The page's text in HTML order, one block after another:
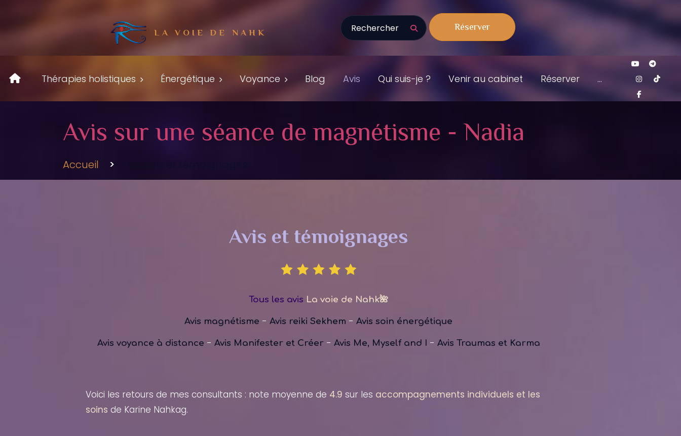
LA VOIE DE NAHK
Votre recherche :
RechercherRéserver
Thérapies holistiques Énergétique Voyance Blog Avis Qui suis-je ? Venir au cabinet Réserver ...
Avis sur une séance de magnétisme - Nadia
Accueil
Avis et témoignages
Tous les avis La voie de Nahk🌺
Avis magnétisme -Avis reiki Sekhem -Avis soin énergétique
Avis voyance à distance - Avis Manifester et Créer- Avis Me, Myself and I - Avis Traumas et Karma
Voici les retours de mes consultants : note moyenne de 4.9 sur les accompagnements individuels et les
soins de Karine Nahkag.